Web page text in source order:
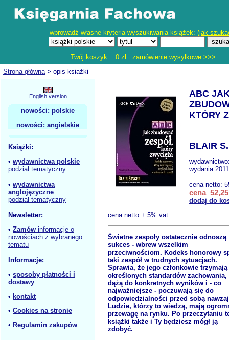
wprowadź własne kryteria wyszukiwania książek: (jak
Twój koszyk: 0 zł zamówienie wysyłkowe >>>
Strona główna> opis książki
English version
nowości: polskie
nowości: angielskie
Książki:
• wydawnictwa polskie
podział tematyczny
• wydawnictwa
anglojęzyczne
podział tematyczny
Newsletter:
• Zamów informacje o
nowościach z wybranego
tematu
Informacje:
• sposoby płatności i
dostawy
• kontakt
• Cookies na stronie
• Regulamin zakupów
ABC
KTÓRY
BLAIR S.
wydania
cena netto:
cena 52,25
dodaj do
cena netto + 5% vat
Świetne zespoły ostatecznie odnoszą
sukces - wbrew wszelkim
przeciwnościom. Kodeks honorowy
taki zespół w trudnych sytuacjach.
Sprawia, że jego członkowie
określonych standardów zachowania,
dążą do konkretnych wyników i - co
najważniejsze - poczuwają się do
odpowiedzialności przed sobą
Ludzie, którzy to wiedzą, mają
przewagę na rynku. Po przeczytaniu
książki także i Ty będziesz mógł ją
zdobyć.